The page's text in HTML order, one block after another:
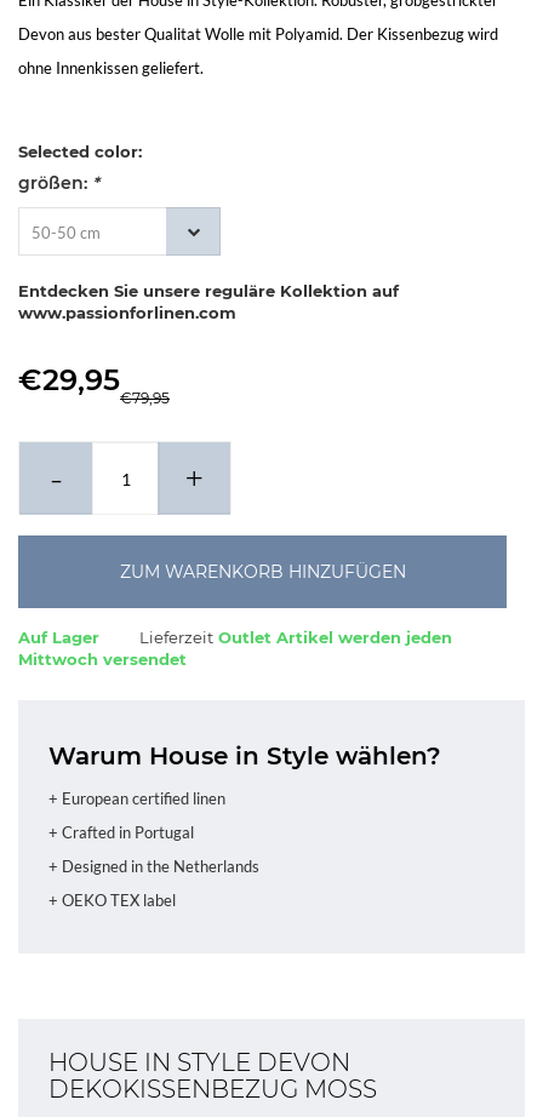
Devon aus bester Qualitat Wolle mit Polyamid. Der Kissenbezug wird
ohne Innenkissen geliefert.
Selected color:
größen: *
50-50 cm
Entdecken Sie unsere reguläre Kollektion auf
www.passionforlinen.com
€29,95
€79,95
- +
ZUM WARENKORB HINZUFÜGEN
Auf Lager Lieferzeit Outlet Artikel werden jeden
Mittwoch versendet
Warum House in Style wählen?
+ European certified linen
+ Crafted in Portugal
+ Designed in the Netherlands
+ OEKO TEX label
HOUSE IN STYLE DEVON
DEKOKISSENBEZUG MOSS